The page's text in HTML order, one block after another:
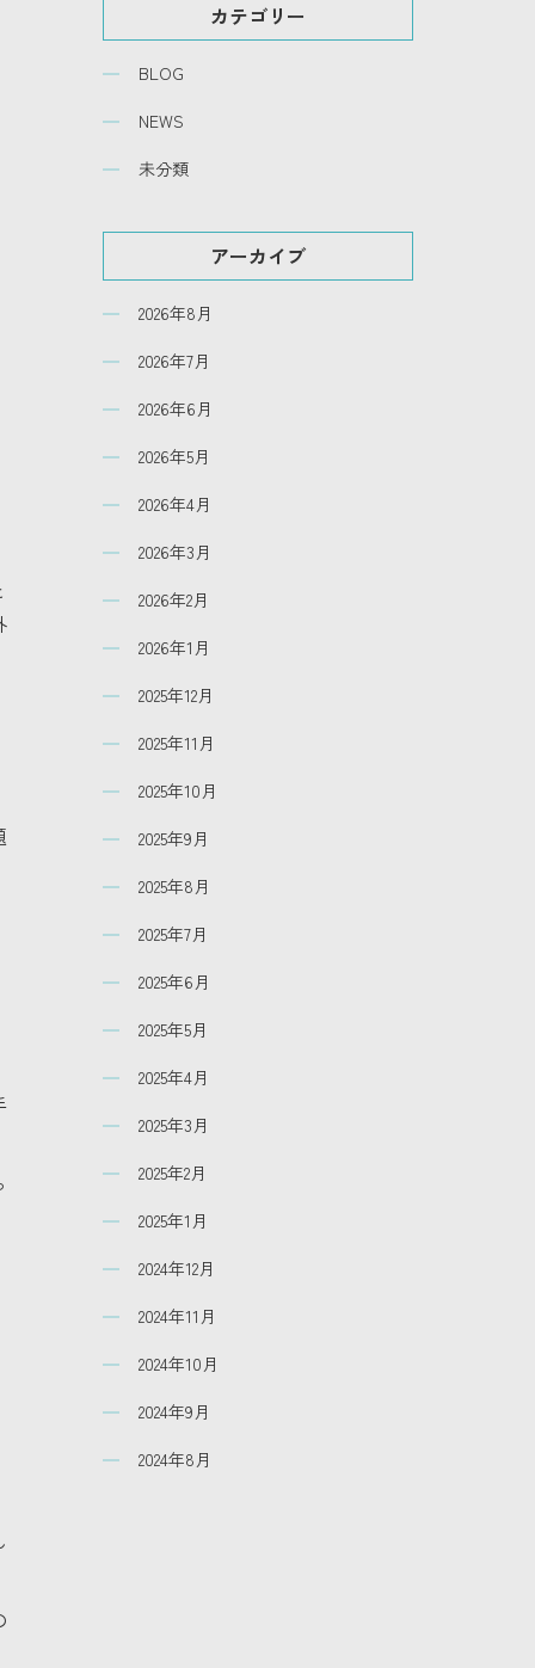
カテゴリー
BLOG
NEWS
未分類
アーカイブ
2026年8月
2026年7月
2026年6月
2026年5月
2026年4月
2026年3月
2026年2月
2026年1月
2025年12月
2025年11月
2025年10月
2025年9月
2025年8月
2025年7月
2025年6月
2025年5月
2025年4月
2025年3月
2025年2月
2025年1月
2024年12月
2024年11月
2024年10月
2024年9月
2024年8月